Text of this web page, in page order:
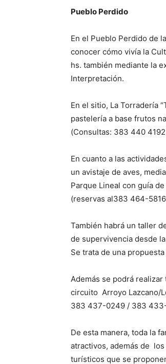
Pueblo Perdido
En el Pueblo Perdido de
conocer cómo vivía la
hs. también mediante la
Interpretación.
En el sitio, La Torradería
pastelería a base frutos
(Consultas: 383 440 4192
En cuanto a las
un avistaje de aves,
Parque Lineal con guía
(reservas al383 464-5816
También habrá un taller
de supervivencia desde
Se trata de una
Además se podrá
circuito Arroyo Lazcano/
383 437-0249 / 383
De esta manera, toda la
atractivos, además de
turísticos que se